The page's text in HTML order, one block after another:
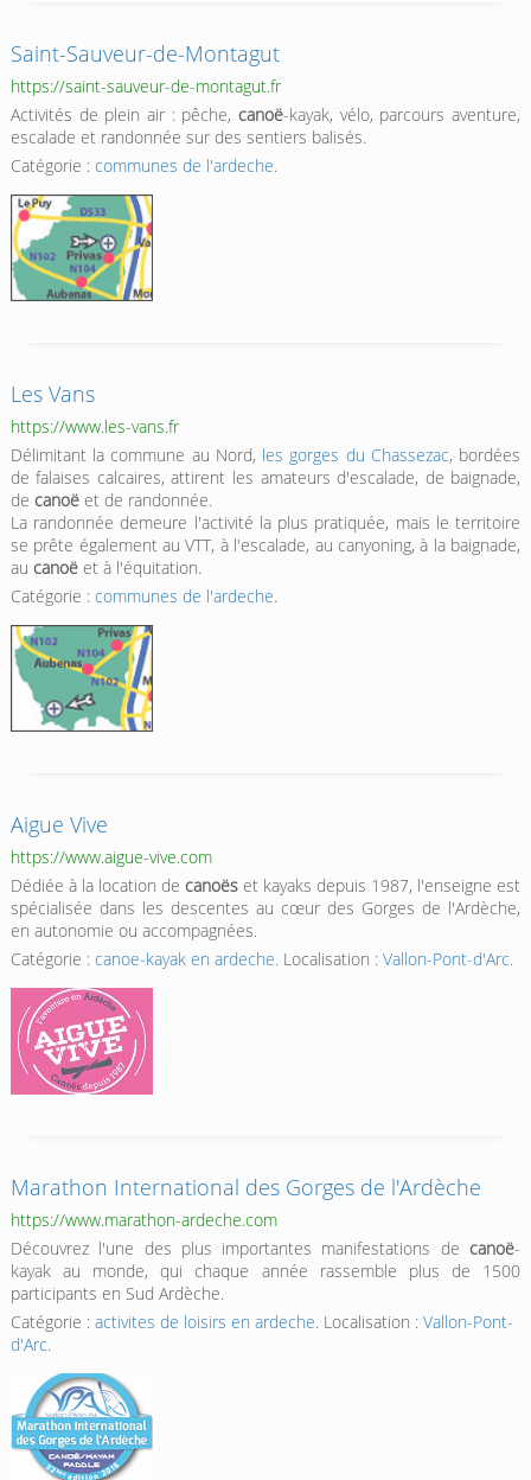
Saint-Sauveur-de-Montagut
https://saint-sauveur-de-montagut.fr
Activités de plein air : pêche,canoë-kayak, vélo, parcours aventure,
escalade et randonnée sur des sentiers balisés.
Catégorie : communes de l'ardeche.
Les Vans
https://www.les-vans.fr
Délimitant la commune au Nord, les gorges du Chassezac, bordées
de falaises calcaires, attirent les amateurs d'escalade, de baignade,
de canoëet de randonnée.
La randonnée demeure l'activité la plus pratiquée, mais le territoire
se prête également au VTT, à l'escalade, au canyoning, à la baignade,
au canoëet à l'équitation.
Catégorie : communes de l'ardeche.
Aigue Vive
https://www.aigue-vive.com
Dédiée à la location de canoës et kayaks depuis 1987, l'enseigne est
spécialisée dans les descentes au cœur des Gorges de l'Ardèche,
en autonomie ou accompagnées.
Catégorie : canoe-kayak en ardeche. Localisation : Vallon-Pont-d'Arc.
Marathon International des Gorges de l'Ardèche
https://www.marathon-ardeche.com
Découvrez l'une des plus importantes manifestations decanoë-
kayak au monde, qui chaque année rassemble plus de 1500
participants en Sud Ardèche.
Catégorie : activites de loisirs en ardeche. Localisation : Vallon-Pont-
d'Arc.